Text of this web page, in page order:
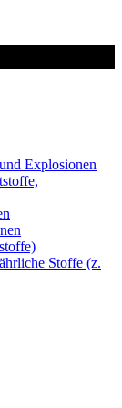
Explosionen
Stoffe (z.